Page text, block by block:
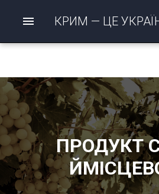
КРИМ — ЦЕ
о
р
п
о
ч
а
т
о
ПРОДУКТ